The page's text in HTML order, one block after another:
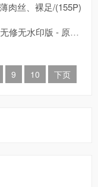
肉丝、裸足/(155P)
绮梦摄影 2024.09.22 No.030 yaya 珍藏无修无水印版 - 原图/(418P)
9 10 下页